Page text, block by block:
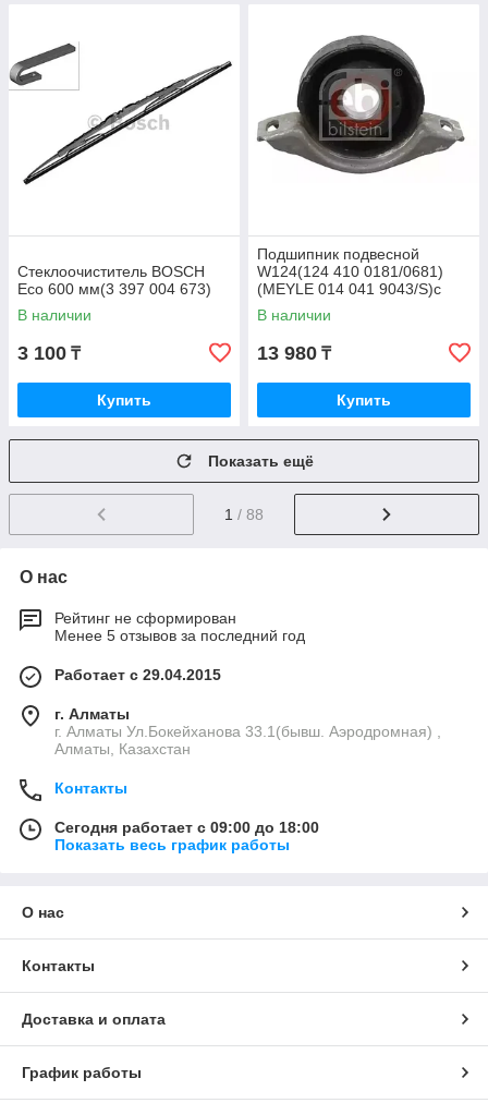
Стеклоочиститель BOSCH
Eco 600 мм(3 397 004 673)
В наличии
3 100 ₸
Купить
Подшипник подвесной
W124(124 410 0181/0681)
(MEYLE 014 041 9043/S)с
подшипником
В наличии
13 980 ₸
Купить
Показать ещё
1 / 88
О нас
Рейтинг не сформирован
Менее 5 отзывов за последний год
Работает с 29.04.2015
г. Алматы
г. Алматы Ул.Бокейханова 33.1(бывш. Аэродромная) ,
Алматы, Казахстан
Контакты
Сегодня работает с 09:00 до 18:00
Показать весь график работы
О нас
Контакты
Доставка и оплата
График работы